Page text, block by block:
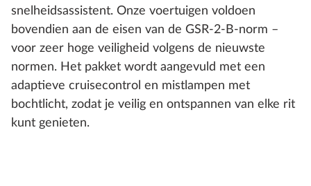
snelheidsassistent. Onze voertuigen voldoen
bovendien aan de eisen van de GSR-2-B-norm –
voor zeer hoge veiligheid volgens de nieuwste
normen. Het pakket wordt aangevuld met een
adaptieve cruisecontrol en mistlampen met
bochtlicht, zodat je veilig en ontspannen van elke rit
kunt genieten.